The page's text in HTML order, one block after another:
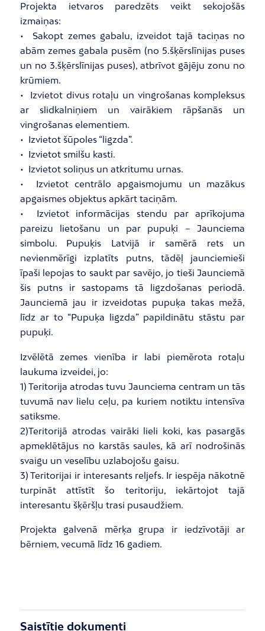
Projekta ietvaros paredzēts veikt sekojošās
izmaiņas:
• Sakopt zemes gabalu, izveidot tajā taciņas no
abām zemes gabala pusēm (no 5.šķērslīnijas puses
un no 3.šķērslīnijas puses), atbrīvot gājēju zonu no
krūmiem.
• Izvietot divus rotaļu un vingrošanas kompleksus
ar slidkalniņiem un vairākiem rāpšanās un
vingrošanas elementiem.
• Izvietot šūpoles “ligzda”.
• Izvietot smilšu kasti.
• Izvietot soliņus un atkritumu urnas.
• Izvietot centrālo apgaismojumu un mazākus
apgaismes objektus apkārt taciņām.
• Izvietot informācijas stendu par aprīkojuma
pareizu lietošanu un par pupuķi – Jaunciema
simbolu. Pupuķis Latvijā ir samērā rets un
nevienmērīgi izplatīts putns, tādēļ jaunciemieši
īpaši lepojas to saukt par savējo, jo tieši Jaunciemā
šis putns ir sastopams tā ligzdošanas periodā.
Jaunciemā jau ir izveidotas pupuķa takas mežā,
līdz ar to “Pupuķa ligzda” papildinātu stāstu par
pupuķi.
Izvēlētā zemes vienība ir labi piemērota rotaļu
laukuma izveidei, jo:
1) Teritorija atrodas tuvu Jaunciema centram un tās
tuvumā nav lielu ceļu, pa kuriem notiktu intensīva
satiksme.
2)Teritorijā atrodas vairāki lieli koki, kas pasargās
apmeklētājus no karstās saules, kā arī nodrošinās
svaigu un veselību uzlabojošu gaisu.
3) Teritorijai ir interesants reljefs. Ir iespēja nākotnē
turpināt attīstīt šo teritoriju, iekārtojot tajā
interesantu šķēršļu trasi pusaudžiem.
Projekta galvenā mērķa grupa ir iedzīvotāji ar
bērniem, vecumā līdz 16 gadiem.
Saistītie dokumenti